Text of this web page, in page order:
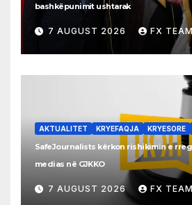
bashkëpunimit ushtarak
7 AUGUST 2026 FX TEAM
AKTUALITET KRYEFAQJA KRYESORE
SafeJournalists kërkon rishikimin e
medias në GJKKO
7 AUGUST 2026 FX TEAM